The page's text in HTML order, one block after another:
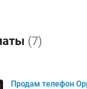
(7)
Продам телефон